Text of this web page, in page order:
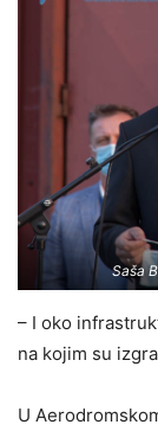
Saša
– I oko
na kojim su
U